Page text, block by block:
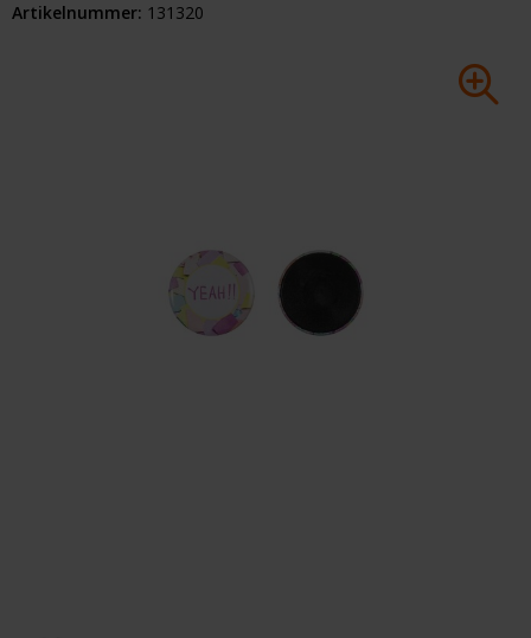
Tassen & Reizen
Huis & Lifestyle
Outdoor & Vrije Tijd
Kerst
Alle merken
Artikelnummer: 131320